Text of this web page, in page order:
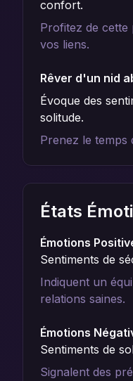
confort.
Profitez de
vos liens.
Rêver d'un nid
Évoque des
solitude.
Prenez le temps
États
Émotions
Sentiments de
Indiquent un
relations saines.
Émotions
Sentiments de
Signalent des